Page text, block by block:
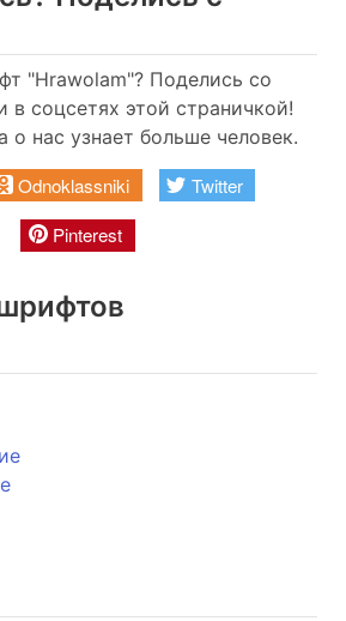
"Hrawolam"? Поделись со
в соцсетях этой страничкой!
о нас узнает больше человек.
Odnoklassniki
Twitter
Pinterest